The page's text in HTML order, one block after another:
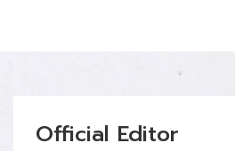
Official Editor